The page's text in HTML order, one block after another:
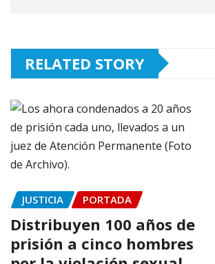
RELATED STORY
JUSTICIA PORTADA
Distribuyen 100 años de
prisión a cinco hombres